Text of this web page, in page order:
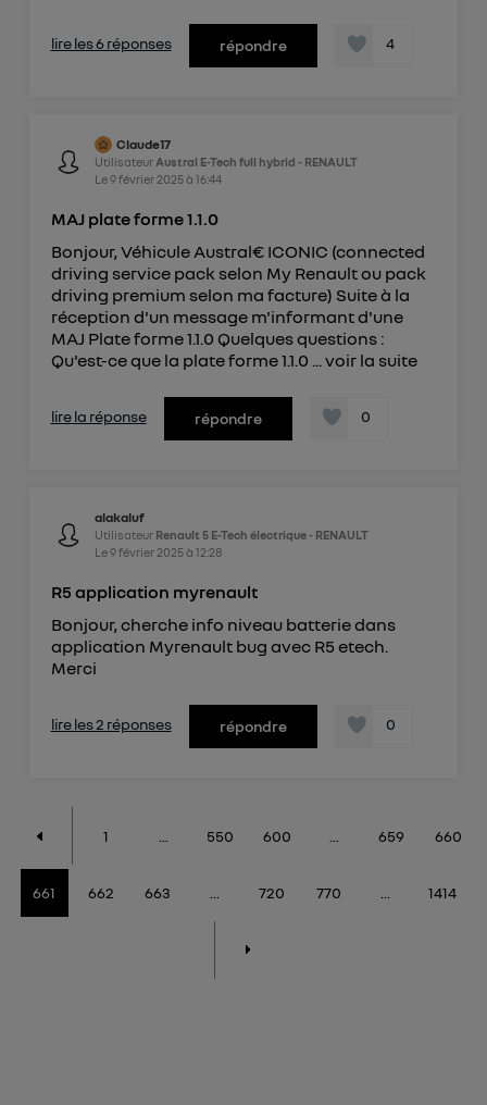
lire les 6 réponses répondre 4
Claude17
Utilisateur Austral E-Tech full hybrid - RENAULT
Le9 février 2025à 16:44
MAJ plate forme 1.1.0
Bonjour, Véhicule Austral€ ICONIC (connected
driving service pack selon My Renault ou pack
driving premium selon ma facture) Suite à la
réception d'un message m'informant d'une
MAJ Plate forme 1.1.0 Quelques questions :
Qu'est-ce que la plate forme 1.1.0 ...voir la suite
lire la réponse répondre 0
alakaluf
Utilisateur Renault 5 E-Tech électrique - RENAULT
Le9 février 2025à 12:28
R5 application myrenault
Bonjour, cherche info niveau batterie dans
application Myrenault bug avec R5 etech.
Merci
lire les 2 réponses répondre 0
1 550 600 659 660
661 662 663 720 770 1414